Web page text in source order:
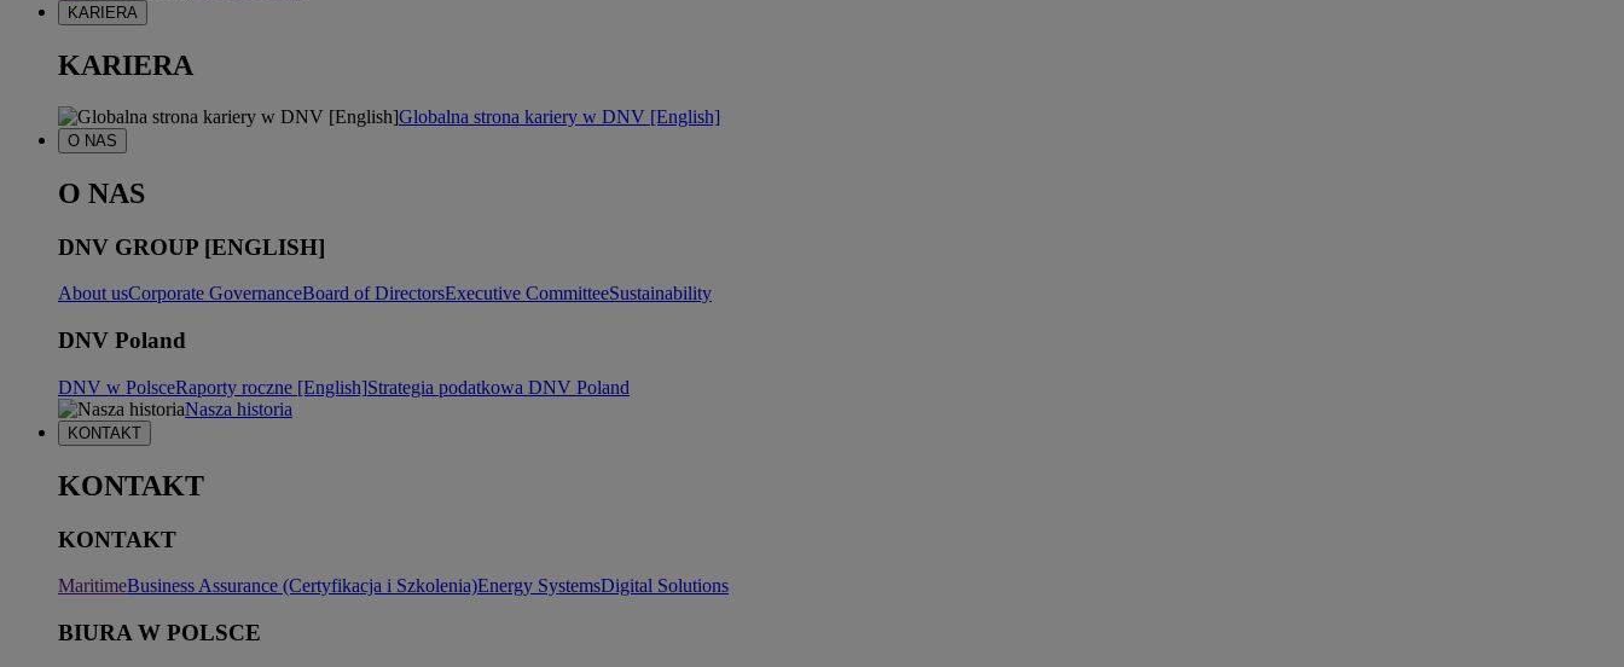
KARIERA
KARIERA
Globalna strona kariery w DNV [English]
O NAS
O NAS
DNV GROUP [ENGLISH]
About usCorporate GovernanceBoard of DirectorsExecutive CommitteeSustainability
DNV Poland
DNV w PolsceRaporty roczne [English]Strategia podatkowa DNV Poland
Nasza historia
KONTAKT
KONTAKT
KONTAKT
MaritimeBusiness Assurance (Certyfikacja i Szkolenia)Energy SystemsDigital Solutions
BIURA W POLSCE